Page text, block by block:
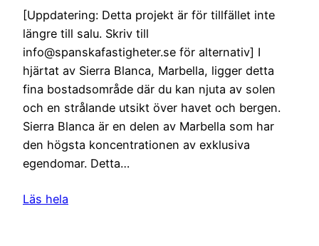
[Uppdatering: Detta projekt är för tillfället inte
längre till salu. Skriv till
info@spanskafastigheter.se för alternativ] I
hjärtat av Sierra Blanca, Marbella, ligger detta
fina bostadsområde där du kan njuta av solen
och en strålande utsikt över havet och bergen.
Sierra Blanca är en delen av Marbella som har
den högsta koncentrationen av exklusiva
egendomar. Detta…
Läs hela